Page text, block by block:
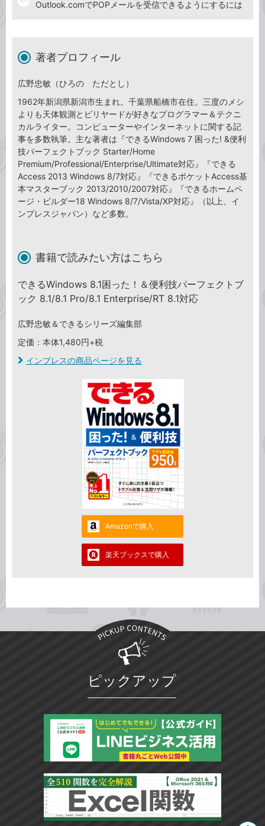
Outlook.comでPOPメールを受信できるようにするには
著者プロフィール
広野忠敏（ひろの ただとし）
1962年新潟県新潟市生まれ。千葉県船橋市在住。三度のメシ
よりも天体観測とビリヤードが好きなプログラマー＆テクニ
カルライター。コンピューターやインターネットに関する記
事を多数執筆。主な著者は『できるWindows 7 困った! &便利
技パーフェクトブック Starter/Home
Premium/Professional/Enterprise/Ultimate対応』『できる
Access 2013 Windows 8/7対応』『できるポケットAccess基
本マスターブック 2013/2010/2007対応』『できるホームペ
ージ・ビルダー18 Windows 8/7/Vista/XP対応』（以上、イ
ンプレスジャパン）など多数。
書籍で読みたい方はこちら
できるWindows 8.1困った！＆便利技パーフェクトブ
ック 8.1/8.1 Pro/8.1 Enterprise/RT 8.1対応
広野忠敏＆できるシリーズ編集部
定価：本体1,480円+税
インプレスの商品ページを見る
Amazonで購入
楽天ブックスで購入
ピックアップ